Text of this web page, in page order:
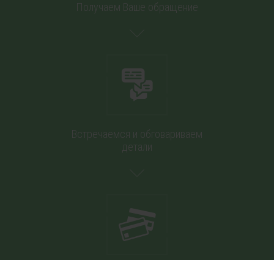
Получаем Ваше обращение
Встречаемся и обговариваем
детали